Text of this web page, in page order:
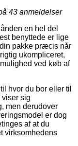
43 anmeldelser
en hel del
benyttede er lige
pakke præcis når
ukompliceret,
ved køb af
hvor du bor eller til
sig
men derudover
er dog
af at du
virksomhedens